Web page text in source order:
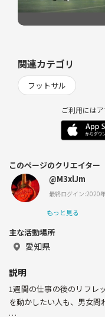
関連カテゴリ
フットサル
ご利用には
このページのクリエイター
@M3xlJm
最終ログイン:2020
もっと見る
主な活動場所
愛知県
説明
1週間の仕事の後のリフレ
を動かしたい人も、男女問